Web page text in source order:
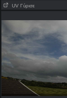
UV Γύρισε